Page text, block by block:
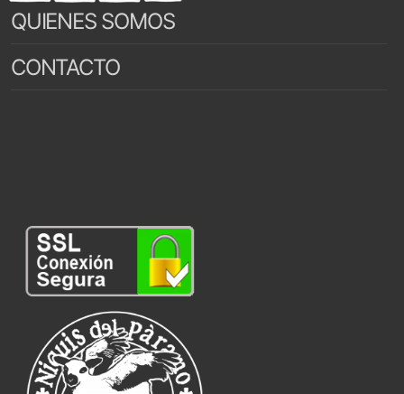
QUIENES SOMOS
CONTACTO